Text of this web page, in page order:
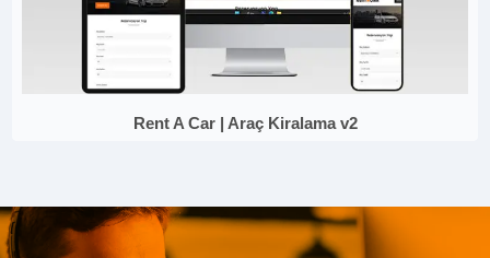
Rent A Car | Araç Kiralama v2